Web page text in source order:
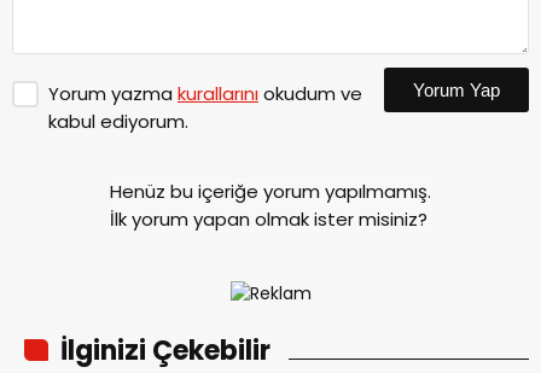
Yorum yazma kurallarınıokudum ve
kabul ediyorum.
Yorum Yap
Henüz bu içeriğe yorum yapılmamış.
İlk yorum yapan olmak ister misiniz?
İlginizi Çekebilir